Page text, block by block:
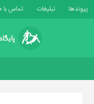
پیوندها تبلیغات تماس با